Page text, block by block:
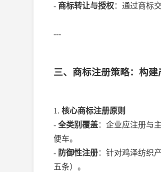
- 商标转让与授权：通过商标
---
三、商标注册策略：构
1. 核心商标注册原则
- 全类别覆盖：企业应注册与
便车。
- 防御性注册：针对鸡泽纺织
五条）。